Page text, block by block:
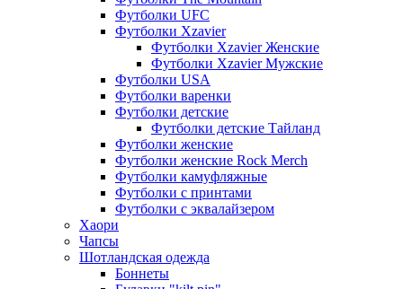
Футболки UFC
Футболки Xzavier
Футболки Xzavier Женские
Футболки Xzavier Мужские
Футболки USA
Футболки варенки
Футболки детские
Футболки детские Тайланд
Футболки женские
Футболки женские Rock Merch
Футболки камуфляжные
Футболки с принтами
Футболки с эквалайзером
Хаори
Чапсы
Шотландская одежда
Боннеты